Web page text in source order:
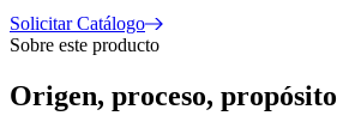
Solicitar Catálogo
Sobre este producto
Origen, proceso, propósito